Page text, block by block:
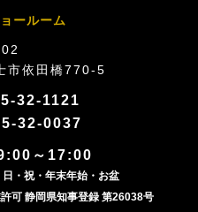
ールーム
市依田橋770-5
32-1121
32-0037
～17:00
日・祝・年末年始・お盆
可 静岡県知事登録 第26038号